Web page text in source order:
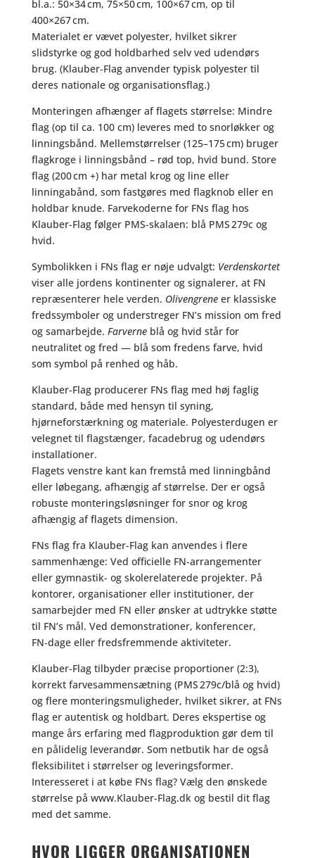
bl.a.: 50×34 cm, 75×50 cm, 100×67 cm, op til
400×267 cm.
Materialet er vævet polyester, hvilket sikrer
slidstyrke og god holdbarhed selv ved udendørs
brug. (Klauber‑Flag anvender typisk polyester til
deres nationale og organisationsflag.)
Monteringen afhænger af flagets størrelse: Mindre
flag (op til ca. 100 cm) leveres med to snorløkker og
linningsbånd. Mellemstørrelser (125–175 cm) bruger
flagkroge i linningsbånd – rød top, hvid bund. Store
flag (200 cm +) har metal krog og line eller
linningabånd, som fastgøres med flagknob eller en
holdbar knude. Farvekoderne for FNs flag hos
Klauber-Flag følger PMS-skalaen: blå PMS 279c og
hvid.
Symbolikken i FNs flag er nøje udvalgt: Verdenskortet
viser alle jordens kontinenter og signalerer, at FN
repræsenterer hele verden. Olivengreneer klassiske
fredssymboler og understreger FN’s mission om fred
og samarbejde. Farverneblå og hvid står for
neutralitet og fred — blå som fredens farve, hvid
som symbol på renhed og håb.
Klauber-Flag producerer FNs flag med høj faglig
standard, både med hensyn til syning,
hjørneforstærkning og materiale. Polyesterdugen er
velegnet til flagstænger, facadebrug og udendørs
installationer.
Flagets venstre kant kan fremstå med linningbånd
eller løbegang, afhængig af størrelse. Der er også
robuste monteringsløsninger for snor og krog
afhængig af flagets dimension.
FNs flag fra Klauber-Flag kan anvendes i flere
sammenhænge: Ved officielle FN-arrangementer
eller gymnastik- og skolerelaterede projekter. På
kontorer, organisationer eller institutioner, der
samarbejder med FN eller ønsker at udtrykke støtte
til FN’s mål. Ved demonstrationer, konferencer,
FN‑dage eller fredsfremmende aktiviteter.
Klauber-Flag tilbyder præcise proportioner (2:3),
korrekt farvesammensætning (PMS 279c/blå og hvid)
og flere monteringsmuligheder, hvilket sikrer, at FNs
flag er autentisk og holdbart. Deres ekspertise og
mange års erfaring med flagproduktion gør dem til
en pålidelig leverandør. Som netbutik har de også
fleksibilitet i størrelser og leveringsformer.
Interesseret i at købe FNs flag? Vælg den ønskede
størrelse på www.Klauber‑Flag.dk og bestil dit flag
med det samme.
HVOR LIGGER ORGANISATIONEN